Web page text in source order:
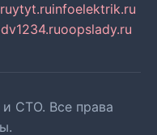
ytyt.ruinfoelektrik.ru
oopslady.ru
СТО. Все права